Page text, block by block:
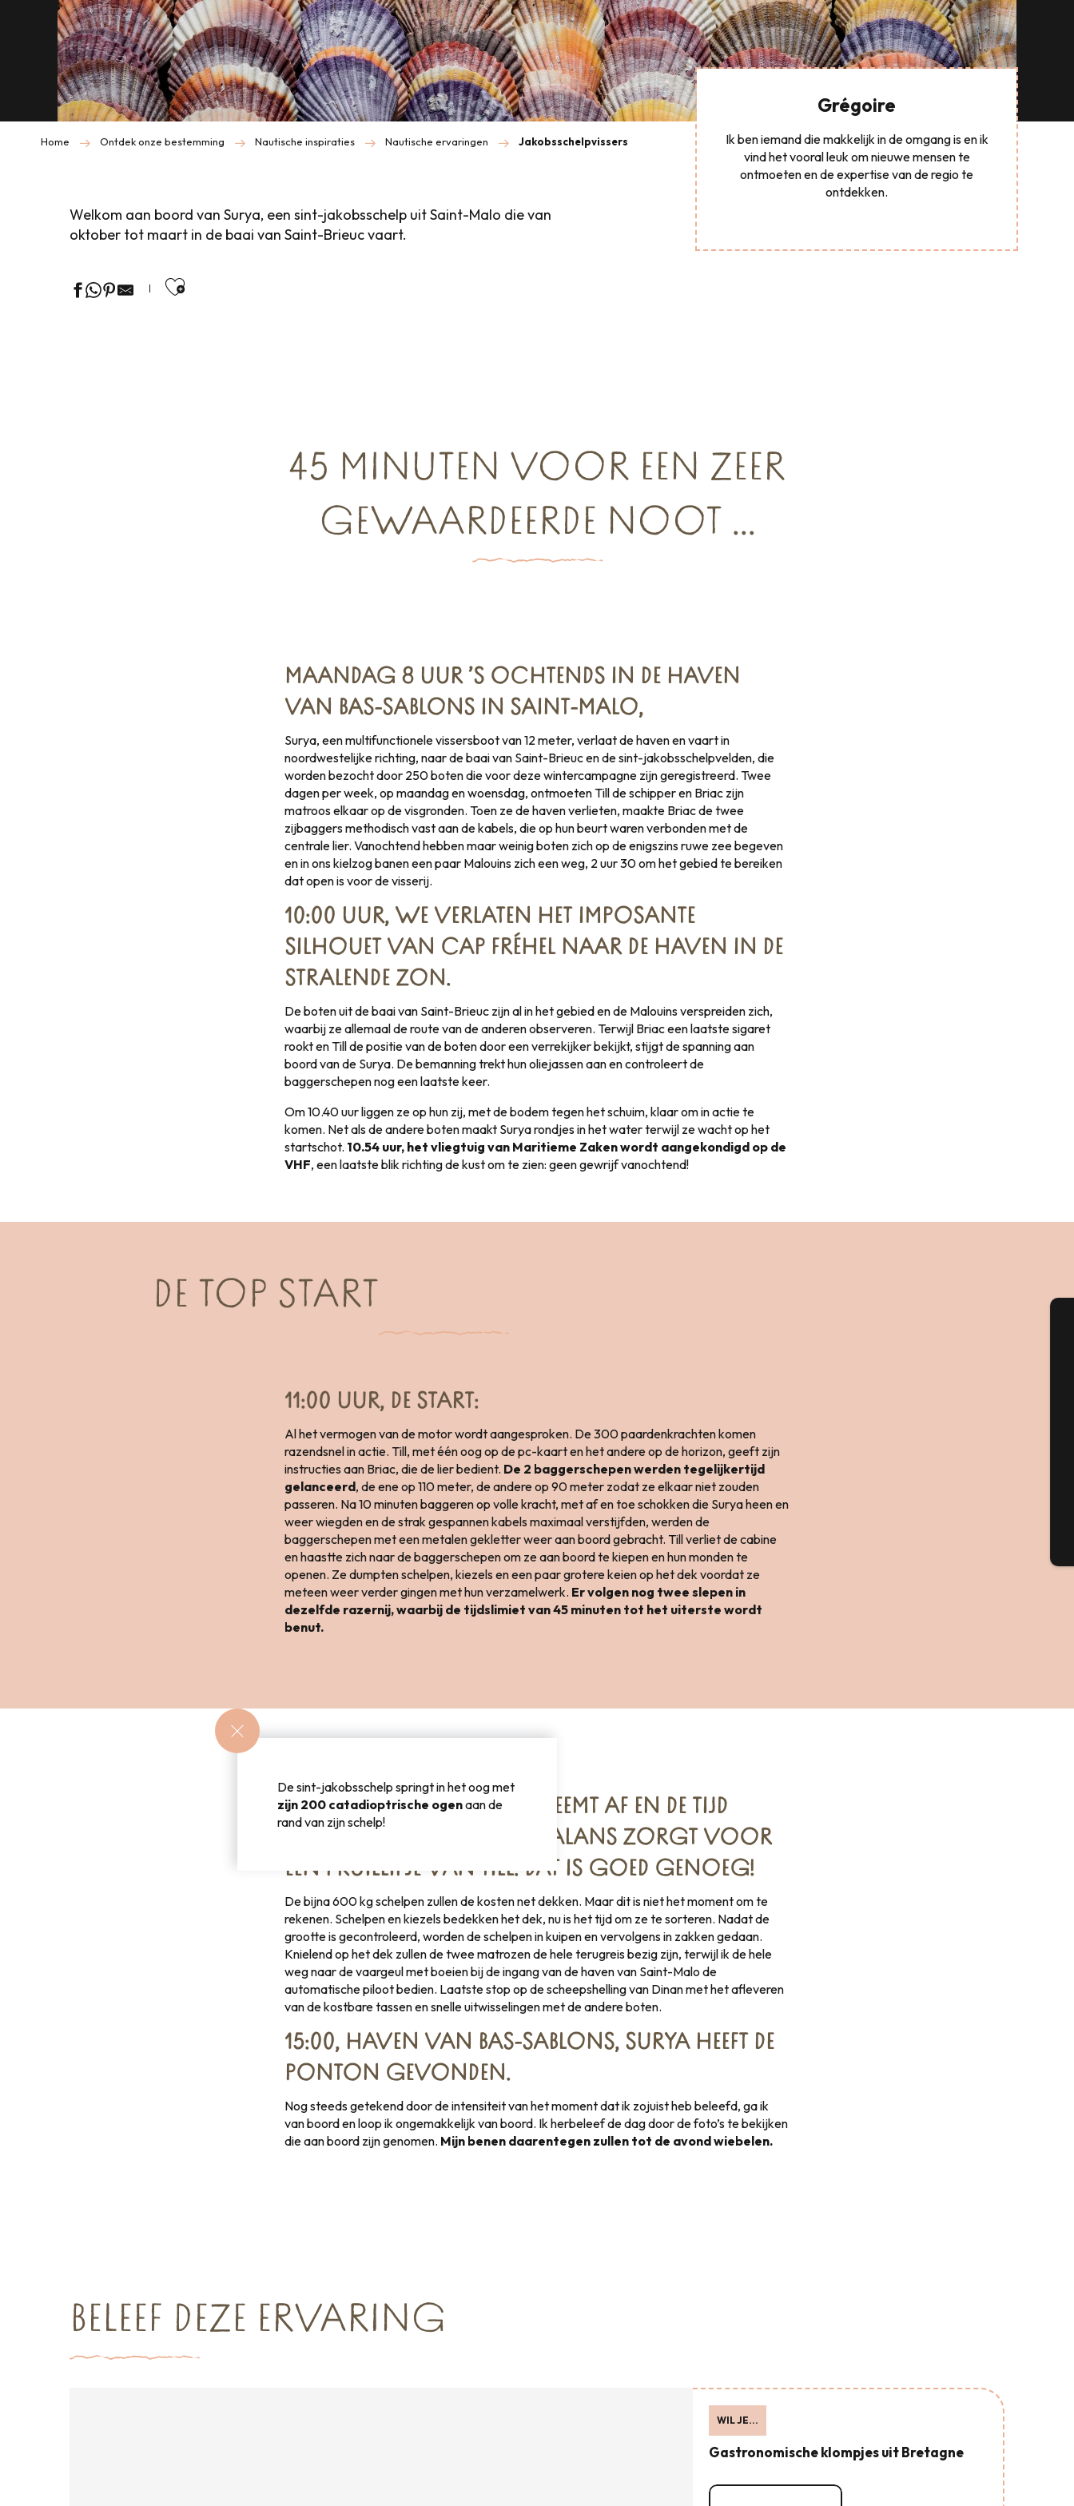
Home Ontdek onze bestemming Nautische inspiraties Nautische ervaringen Jakobsschelpvissers
Welkom aan boord van Surya, een sint-jakobsschelp uit Saint-Malo die van
oktober tot maart in de baai van Saint-Brieuc vaart.
Ajouter aux favoris
Grégoire
Ik ben iemand die makkelijk in de omgang is en ik
vind het vooral leuk om nieuwe mensen te
ontmoeten en de expertise van de regio te
ontdekken.
45 MINUTEN VOOR EEN ZEER
GEWAARDEERDE NOOT ...
MAANDAG 8 UUR ’S OCHTENDS IN DE HAVEN
VAN BAS-SABLONS IN SAINT-MALO,
Surya, een multifunctionele vissersboot van 12 meter, verlaat de haven en vaart in
noordwestelijke richting, naar de baai van Saint-Brieuc en de sint-jakobsschelpvelden, die
worden bezocht door 250 boten die voor deze wintercampagne zijn geregistreerd. Twee
dagen per week, op maandag en woensdag, ontmoeten Till de schipper en Briac zijn
matroos elkaar op de visgronden. Toen ze de haven verlieten, maakte Briac de twee
zijbaggers methodisch vast aan de kabels, die op hun beurt waren verbonden met de
centrale lier. Vanochtend hebben maar weinig boten zich op de enigszins ruwe zee begeven
en in ons kielzog banen een paar Malouins zich een weg, 2 uur 30 om het gebied te bereiken
dat open is voor de visserij.
10:00 UUR, WE VERLATEN HET IMPOSANTE
SILHOUET VAN CAP FRÉHEL NAAR DE HAVEN IN DE
STRALENDE ZON.
De boten uit de baai van Saint-Brieuc zijn al in het gebied en de Malouins verspreiden zich,
waarbij ze allemaal de route van de anderen observeren. Terwijl Briac een laatste sigaret
rookt en Till de positie van de boten door een verrekijker bekijkt, stijgt de spanning aan
boord van de Surya. De bemanning trekt hun oliejassen aan en controleert de
baggerschepen nog een laatste keer.
Om 10.40 uur liggen ze op hun zij, met de bodem tegen het schuim, klaar om in actie te
komen. Net als de andere boten maakt Surya rondjes in het water terwijl ze wacht op het
startschot. 10.54 uur, het vliegtuig van Maritieme Zaken wordt aangekondigd op de
VHF, een laatste blik richting de kust om te zien: geen gewrijf vanochtend!
DE TOP START
11:00 UUR, DE START:
Al het vermogen van de motor wordt aangesproken. De 300 paardenkrachten komen
razendsnel in actie. Till, met één oog op de pc-kaart en het andere op de horizon, geeft zijn
instructies aan Briac, die de lier bedient. De 2 baggerschepen werden tegelijkertijd
gelanceerd, de ene op 110 meter, de andere op 90 meter zodat ze elkaar niet zouden
passeren. Na 10 minuten baggeren op volle kracht, met af en toe schokken die Surya heen en
weer wiegden en de strak gespannen kabels maximaal verstijfden, werden de
baggerschepen met een metalen gekletter weer aan boord gebracht. Till verliet de cabine
en haastte zich naar de baggerschepen om ze aan boord te kiepen en hun monden te
openen. Ze dumpten schelpen, kiezels en een paar grotere keien op het dek voordat ze
meteen weer verder gingen met hun verzamelwerk. Er volgen nog twee slepen in
dezelfde razernij, waarbij de tijdslimiet van 45 minuten tot het uiterste wordt
benut.
De sint-jakobsschelp springt in het oog met
zijn 200 catadioptrische ogenaan de
rand van zijn schelp!
11:50 UUR, DE SPANNING NEEMT AF EN DE TIJD
VOOR DE THEORETISCHE BALANS ZORGT VOOR
EEN PRUILLIPJE VAN TILL: DAT IS GOED GENOEG!
De bijna 600 kg schelpen zullen de kosten net dekken. Maar dit is niet het moment om te
rekenen. Schelpen en kiezels bedekken het dek, nu is het tijd om ze te sorteren. Nadat de
grootte is gecontroleerd, worden de schelpen in kuipen en vervolgens in zakken gedaan.
Knielend op het dek zullen de twee matrozen de hele terugreis bezig zijn, terwijl ik de hele
weg naar de vaargeul met boeien bij de ingang van de haven van Saint-Malo de
automatische piloot bedien. Laatste stop op de scheepshelling van Dinan met het afleveren
van de kostbare tassen en snelle uitwisselingen met de andere boten.
15:00, HAVEN VAN BAS-SABLONS, SURYA HEEFT DE
PONTON GEVONDEN.
Nog steeds getekend door de intensiteit van het moment dat ik zojuist heb beleefd, ga ik
van boord en loop ik ongemakkelijk van boord. Ik herbeleef de dag door de foto’s te bekijken
die aan boord zijn genomen. Mijn benen daarentegen zullen tot de avond wiebelen.
BELEEF DEZE ERVARING
WIL JE...
Gastronomische klompjes uit Bretagne